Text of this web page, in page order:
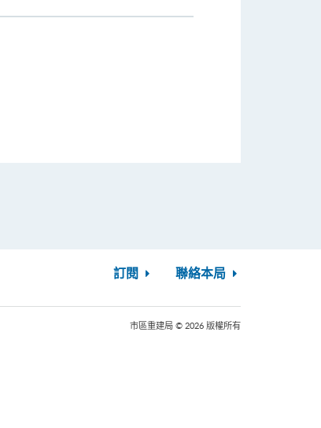
訂閱 聯絡本局
市區重建局 © 2026 版權所有